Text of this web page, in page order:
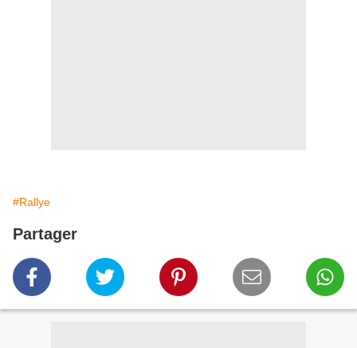
#Rallye
Partager